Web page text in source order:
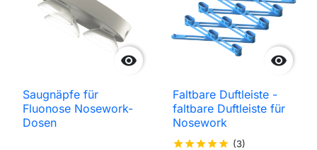

Saugnäpfe für
Fluonose Nosework-
Dosen

Faltbare Duftleiste -
faltbare Duftleiste für
Nosework
starstarstarstarstar (3)